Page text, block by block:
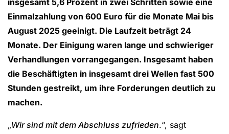
insgesamt 5,6 Prozent in zwei Schritten sowie eine
Einmalzahlung von 600 Euro für die Monate Mai bis
August 2025 geeinigt. Die Laufzeit beträgt 24
Monate. Der Einigung waren lange und schwieriger
Verhandlungen vorrangegangen. Insgesamt haben
die Beschäftigten in insgesamt drei Wellen fast 500
Stunden gestreikt, um ihre Forderungen deutlich zu
machen.
„Wir sind mit dem Abschluss zufrieden.“, sagt